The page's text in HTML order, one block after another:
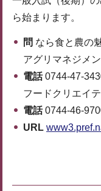
ら始まります。
問 なら食と農の
アグリマネジメ
電話0744-47-
フードクリエイ
電話0744-46-
URL